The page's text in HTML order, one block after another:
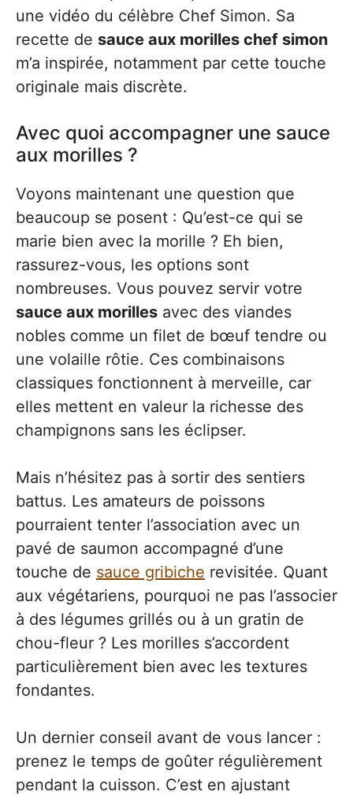
une vidéo du célèbre Chef Simon. Sa
recette de sauce aux morilles chef simon
m’a inspirée, notamment par cette touche
originale mais discrète.
Avec quoi accompagner une sauce
aux morilles ?
Voyons maintenant une question que
beaucoup se posent : Qu’est-ce qui se
marie bien avec la morille ? Eh bien,
rassurez-vous, les options sont
nombreuses. Vous pouvez servir votre
sauce aux morilles avec des viandes
nobles comme un filet de bœuf tendre ou
une volaille rôtie. Ces combinaisons
classiques fonctionnent à merveille, car
elles mettent en valeur la richesse des
champignons sans les éclipser.
Mais n’hésitez pas à sortir des sentiers
battus. Les amateurs de poissons
pourraient tenter l’association avec un
pavé de saumon accompagné d’une
touche de sauce gribiche revisitée. Quant
aux végétariens, pourquoi ne pas l’associer
à des légumes grillés ou à un gratin de
chou-fleur ? Les morilles s’accordent
particulièrement bien avec les textures
fondantes.
Un dernier conseil avant de vous lancer :
prenez le temps de goûter régulièrement
pendant la cuisson. C’est en ajustant